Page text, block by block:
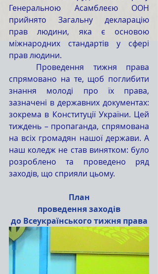
Генеральною Асамблеєю ООН
прийнято Загальну декларацію
прав людини, яка є основою
міжнародних стандартів у сфері
прав людини.
спрямовано на те, щоб поглибити
знання молоді про їх права,
зазначені в державних документах:
зокрема в Конституції України. Цей
тиждень – пропаганда, спрямована
на всіх громадян нашої держави. А
наш коледж не став винятком: було
розроблено та проведено ряд
заходів, що сприяли цьому.
План
проведення заходів
до Всеукраїнського тижня права